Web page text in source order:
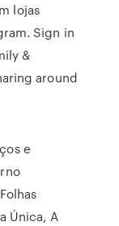
lojas
Sign in
&
around
e
Única, A